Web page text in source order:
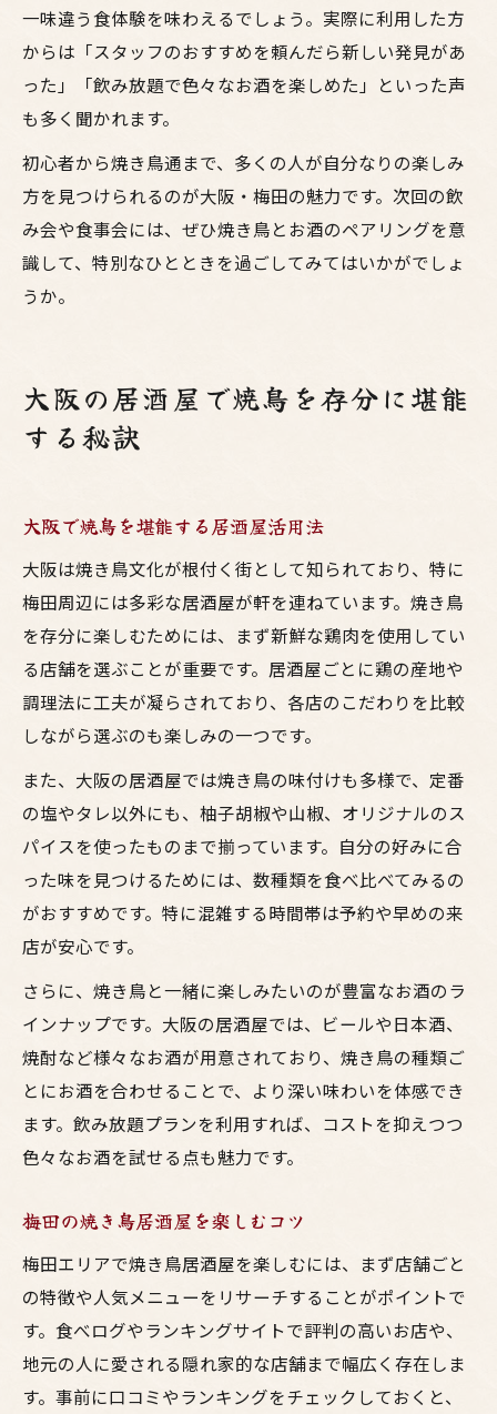
一味違う食体験を味わえるでしょう。実際に利用した方
からは「スタッフのおすすめを頼んだら新しい発見があ
った」「飲み放題で色々なお酒を楽しめた」といった声
も多く聞かれます。
初心者から焼き鳥通まで、多くの人が自分なりの楽しみ
方を見つけられるのが大阪・梅田の魅力です。次回の飲
み会や食事会には、ぜひ焼き鳥とお酒のペアリングを意
識して、特別なひとときを過ごしてみてはいかがでしょ
うか。
大阪の居酒屋で焼鳥を存分に堪能
する秘訣
大阪で焼鳥を堪能する居酒屋活用法
大阪は焼き鳥文化が根付く街として知られており、特に
梅田周辺には多彩な居酒屋が軒を連ねています。焼き鳥
を存分に楽しむためには、まず新鮮な鶏肉を使用してい
る店舗を選ぶことが重要です。居酒屋ごとに鶏の産地や
調理法に工夫が凝らされており、各店のこだわりを比較
しながら選ぶのも楽しみの一つです。
また、大阪の居酒屋では焼き鳥の味付けも多様で、定番
の塩やタレ以外にも、柚子胡椒や山椒、オリジナルのス
パイスを使ったものまで揃っています。自分の好みに合
った味を見つけるためには、数種類を食べ比べてみるの
がおすすめです。特に混雑する時間帯は予約や早めの来
店が安心です。
さらに、焼き鳥と一緒に楽しみたいのが豊富なお酒のラ
インナップです。大阪の居酒屋では、ビールや日本酒、
焼酎など様々なお酒が用意されており、焼き鳥の種類ご
とにお酒を合わせることで、より深い味わいを体感でき
ます。飲み放題プランを利用すれば、コストを抑えつつ
色々なお酒を試せる点も魅力です。
梅田の焼き鳥居酒屋を楽しむコツ
梅田エリアで焼き鳥居酒屋を楽しむには、まず店舗ごと
の特徴や人気メニューをリサーチすることがポイントで
す。食べログやランキングサイトで評判の高いお店や、
地元の人に愛される隠れ家的な店舗まで幅広く存在しま
す。事前に口コミやランキングをチェックしておくと、